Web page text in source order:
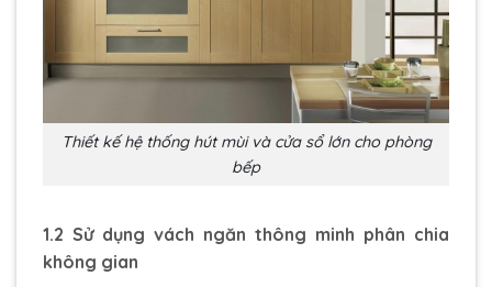
Thiết kế hệ thống hút mùi và cửa sổ lớn cho phòng
bếp
1.2 Sử dụng vách ngăn thông minh phân chia
không gian